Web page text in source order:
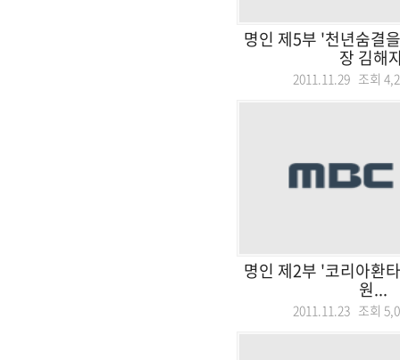
명인 제5부 '천년숨결
장 김해
2011.11.29 조회
명인 제2부 '코리아환
원...
2011.11.23 조회